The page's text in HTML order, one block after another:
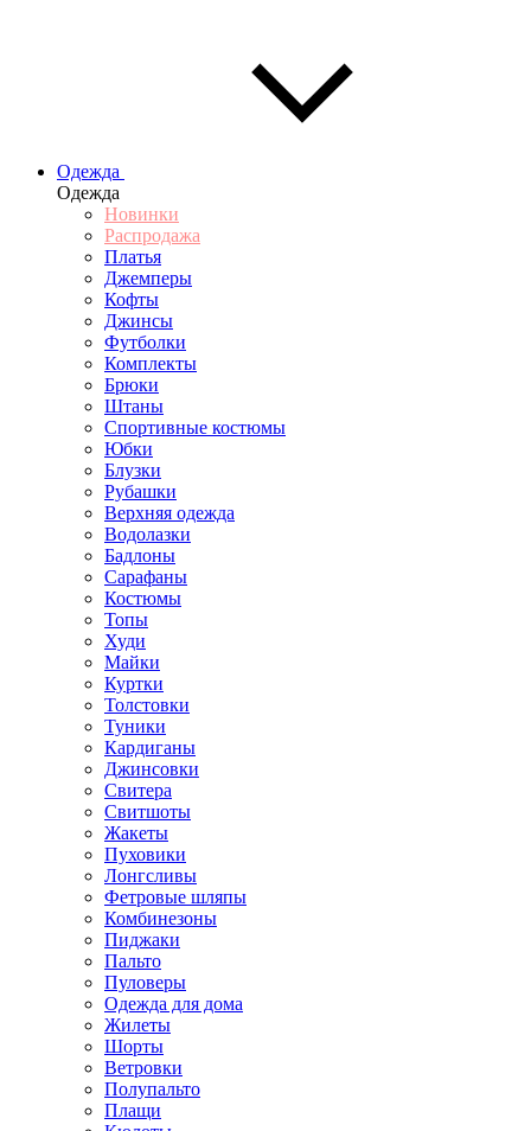
Одежда
Одежда
Новинки
Распродажа
Платья
Джемперы
Кофты
Джинсы
Футболки
Комплекты
Брюки
Штаны
Спортивные костюмы
Юбки
Блузки
Рубашки
Верхняя одежда
Водолазки
Бадлоны
Сарафаны
Костюмы
Топы
Худи
Майки
Куртки
Толстовки
Туники
Кардиганы
Джинсовки
Свитера
Свитшоты
Жакеты
Пуховики
Лонгсливы
Фетровые шляпы
Комбинезоны
Пиджаки
Пальто
Пуловеры
Одежда для дома
Жилеты
Шорты
Ветровки
Полупальто
Плащи